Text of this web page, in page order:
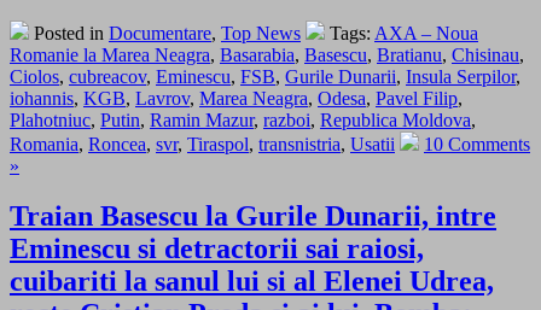
Posted in Documentare, Top News Tags: AXA – Noua
Romanie la Marea Neagra, Basarabia, Basescu, Bratianu, Chisinau,
Ciolos, cubreacov, Eminescu, FSB, Gurile Dunarii, Insula Serpilor,
iohannis, KGB, Lavrov, Marea Neagra, Odesa, Pavel Filip,
Plahotniuc, Putin, Ramin Mazur, razboi, Republica Moldova,
Romania, Roncea, svr, Tiraspol, transnistria, Usatii
10 Comments
»
Traian Basescu la Gurile Dunarii, intre
Eminescu si detractorii sai raiosi,
cuibariti la sanul lui si al Elenei Udrea,